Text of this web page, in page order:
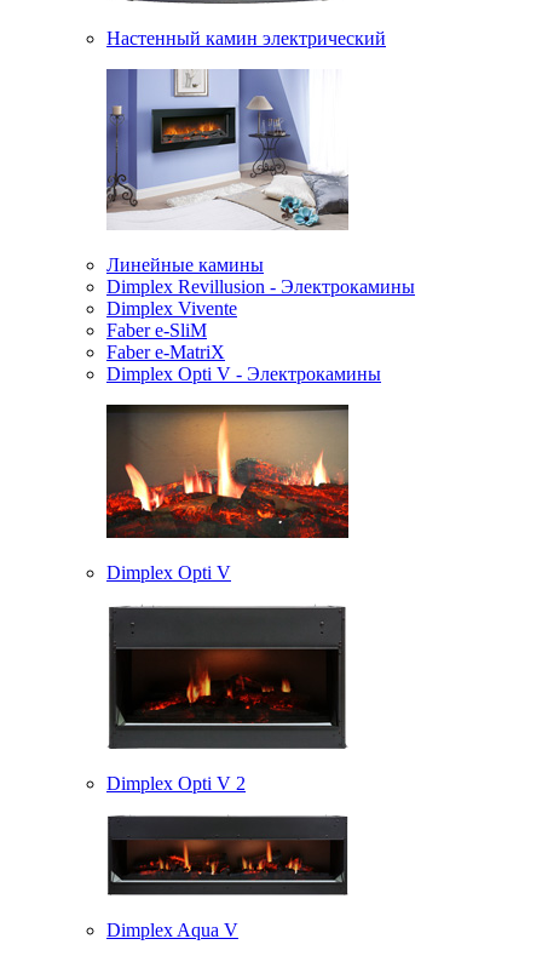
Настенный камин электрический
Линейные камины
Dimplex Revillusion - Электрокамины
Dimplex Vivente
Faber e-SliM
Faber e-MatriX
Dimplex Opti V - Электрокамины
Dimplex Opti V
Dimplex Opti V 2
Dimplex Aqua V